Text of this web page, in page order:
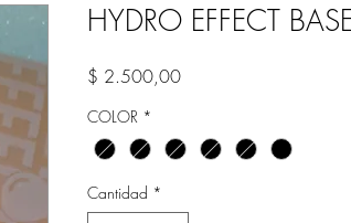
HYDRO EFFECT
$ 2.500,00Precio
COLOR *
Cantidad *